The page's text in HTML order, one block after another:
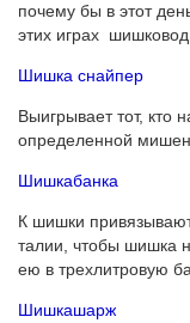
почему бы в этот
этих играх шишковод
Шишка снайпер
Выигрывает тот, кто
определенной
Шишкабанка
К шишки
талии, чтобы шишка
ею в трехлитровую
Шишкашарж